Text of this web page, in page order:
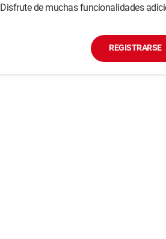
Disfrute de muchas funcionalidades
REGISTRARSE